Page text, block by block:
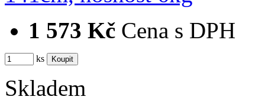
1 573 Kč Cena s DPH
ks
Skladem